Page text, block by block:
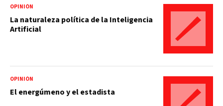
OPINIÓN
La naturaleza política de la Inteligencia
Artificial
OPINIÓN
El energúmeno y el estadista